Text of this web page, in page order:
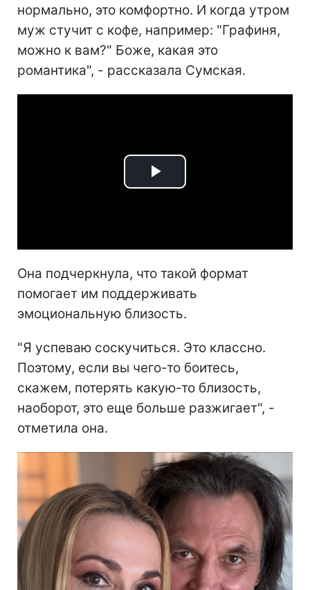
нормально, это комфортно. И когда утром
муж стучит с кофе, например: "Графиня,
можно к вам?" Боже, какая это
романтика", - рассказала Сумская.
Play
Она подчеркнула, что такой формат
помогает им поддерживать
эмоциональную близость.
"Я успеваю соскучиться. Это классно.
Поэтому, если вы чего-то боитесь,
скажем, потерять какую-то близость,
наоборот, это еще больше разжигает", -
отметила она.